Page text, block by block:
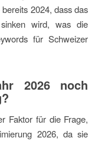
2024, dass das
wird, was die
für Schweizer
2026 noch
Faktor für die Frage,
2026, da sie